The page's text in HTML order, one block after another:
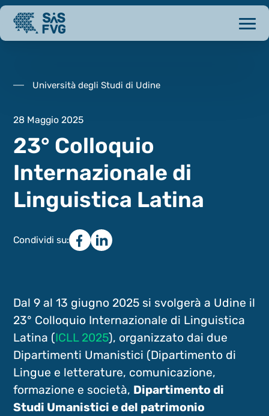
Università degli Studi di Udine
28 Maggio 2025
23° Colloquio
Internazionale di
Linguistica Latina
Condividi su:
Dal 9 al 13 giugno 2025 si svolgerà a Udine il
23° Colloquio Internazionale di Linguistica
Latina (ICLL 2025), organizzato dai due
Dipartimenti Umanistici (Dipartimento di
Lingue e letterature, comunicazione,
formazione e società, Dipartimento di
Studi Umanistici e del patrimonio